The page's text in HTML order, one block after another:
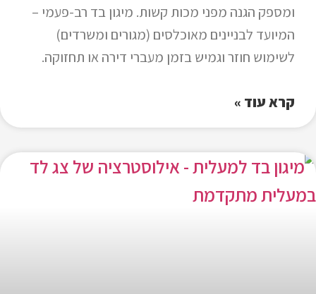
ומספק הגנה מפני מכות קשות. מיגון בד רב-פעמי –
המיועד לבניינים מאוכלסים (מגורים ומשרדים)
לשימוש חוזר וגמיש בזמן מעברי דירה או תחזוקה.
קרא עוד »